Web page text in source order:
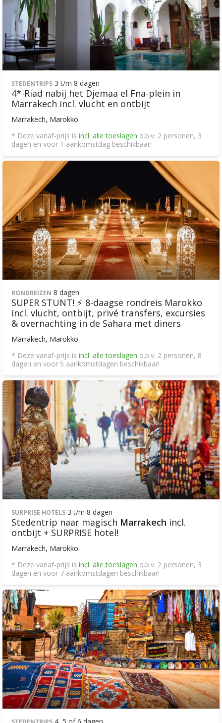
STEDENTRIPS 3 t/m 8 dagen
4*-Riad nabij het Djemaa el Fna-plein in
Marrakech incl. vlucht en ontbijt
Marrakech, Marokko
* Deze vanaf-prijs is incl. alle toeslagen o.b.v. 2 personen, 3
dagen en voor 1 aankomstdag beschikbaar!
RONDREIZEN 8 dagen
SUPER STUNT! ⚡ 8-daagse rondreis Marokko
incl. vlucht, ontbijt, privé transfers, excursies
& overnachting in de Sahara met diners
Marrakech, Marokko
* Deze vanaf-prijs is incl. alle toeslagen o.b.v. 2 personen, 8
dagen en voor 5 aankomstdagen beschikbaar!
SURPRISE HOTELS 3 t/m 8 dagen
Stedentrip naar magisch Marrakech incl.
ontbijt + SURPRISE hotel!
Marrakech, Marokko
* Deze vanaf-prijs is incl. alle toeslagen o.b.v. 2 personen, 3
dagen en voor 7 aankomstdagen beschikbaar!